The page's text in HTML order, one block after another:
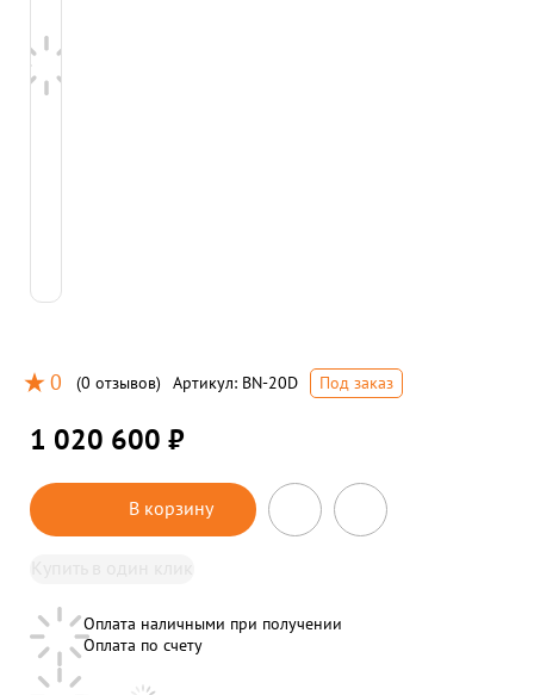
0 (0 отзывов) Артикул: BN-20D Под заказ
1 020 600 ₽
В корзину
Оплата наличными при получении
Оплата по счету